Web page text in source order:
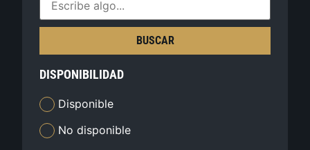
BUSCAR
DISPONIBILIDAD
Disponible
No disponible